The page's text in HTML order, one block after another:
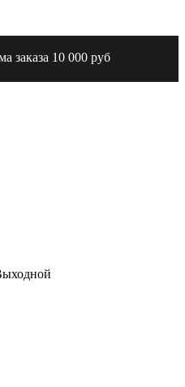
заказа 10 000 руб